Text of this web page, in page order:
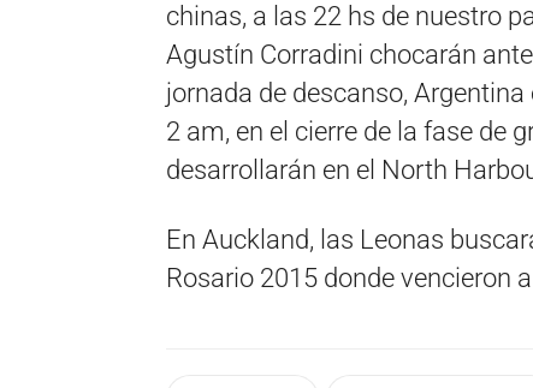
chinas, a las 22 hs de nuestro
Agustín Corradini chocarán
jornada de descanso,
2 am, en el cierre de la fase de
desarrollarán en el North
En Auckland, las Leonas
Rosario 2015 donde vencieron